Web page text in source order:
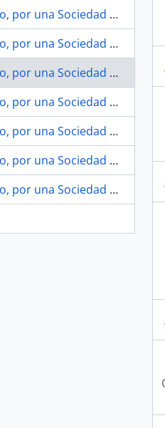
Sociedad Ecológica, N°61 (marzo 1995)
Sociedad Ecológica, N°63 ( mayo 1995)
Sociedad Ecológica, N°64 ( junio 1995)
Sociedad Ecológica, N°65 ( julio 1995)
Sociedad Ecológica, N°66 (agosto 1995)
Ecológica, N°67 (septiembre 1995)
Ecológica, N°69 (noviembre 1995)